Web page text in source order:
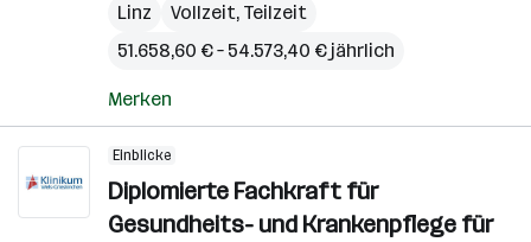
Linz
Vollzeit, Teilzeit
51.658,60 € – 54.573,40 € jährlich
Merken
Einblicke
Diplomierte Fachkraft für
Gesundheits- und Krankenpflege für